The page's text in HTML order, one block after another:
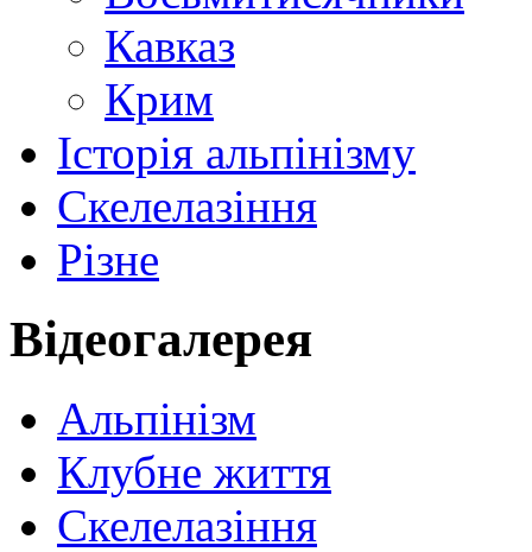
Кавказ
Крим
Історія альпінізму
Скелелазіння
Різне
Відеогалерея
Альпінізм
Клубне життя
Скелелазіння